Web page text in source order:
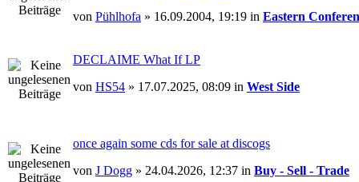
von Pühlhofa » 16.09.2004, 19:19 in Eastern
DECLAIME What If LP
von HS54 » 17.07.2025, 08:09 in West Side
once again some cds for sale at discogs
von J Dogg » 24.04.2026, 12:37 in Buy - Sell - Trade